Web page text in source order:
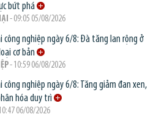
bứt phá
- 09:05 05/08/2026
công nghiệp ngày 6/8: Đà tăng lan rộng ở
cơ bản
- 10:59 06/08/2026
công nghiệp ngày 6/8: Tăng giảm đan xen,
hóa duy trì
06/08/2026